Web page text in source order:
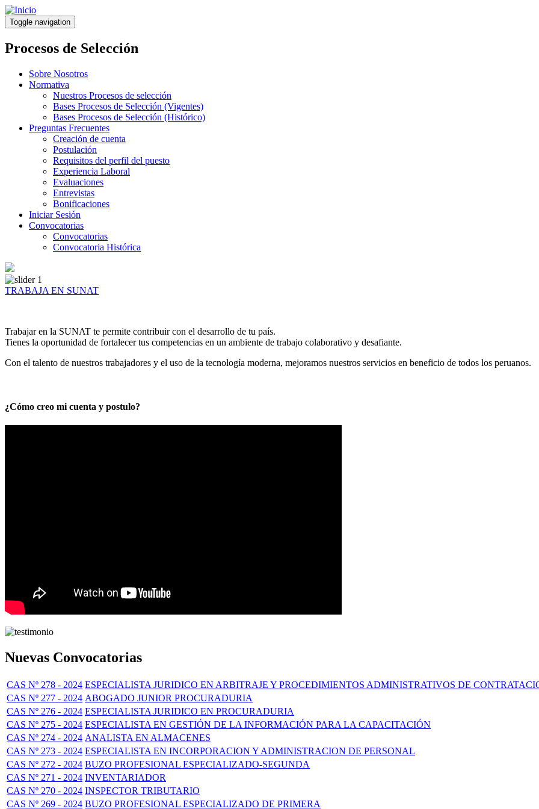
Pasar
al
contenido
principal
Toggle navigation
Procesos de Selección
Sobre Nosotros
Normativa
Nuestros Procesos de selección
Bases Procesos de Selección (Vigentes)
Bases Procesos de Selección (Histórico)
Preguntas Frecuentes
Creación de cuenta
Postulación
Requisitos del perfil del puesto
Experiencia Laboral
Evaluaciones
Entrevistas
Bonificaciones
Iniciar Sesión
Convocatorias
Convocatorias
Convocatoria Histórica
TRABAJA EN SUNAT
Trabajar en la SUNAT te permite contribuir con el desarrollo de tu país.
Tienes la oportunidad de fortalecer tus competencias en un ambiente de trabajo colaborativo y desafiante.
Con el talento de nuestros trabajadores y el uso de la tecnología moderna, mejoramos nuestros servicios en beneficio de todos los peruanos.
¿Cómo creo mi cuenta y postulo?
Nuevas Convocatorias
CAS Nº 278 - 2024 ESPECIALISTA JURIDICO EN ARBITRAJE Y PROCEDIMIENTOS ADMINISTRATIVOS DE
CAS Nº 277 - 2024 ABOGADO JUNIOR PROCURADURIA
CAS Nº 276 - 2024 ESPECIALISTA JURIDICO EN PROCURADURIA
CAS Nº 275 - 2024 ESPECIALISTA EN GESTIÓN DE LA INFORMACIÓN PARA LA CAPACITACIÓN
CAS Nº 274 - 2024 ANALISTA EN ALMACENES
CAS Nº 273 - 2024 ESPECIALISTA EN INCORPORACION Y ADMINISTRACION DE PERSONAL
CAS Nº 272 - 2024 BUZO PROFESIONAL ESPECIALIZADO-SEGUNDA
CAS Nº 271 - 2024 INVENTARIADOR
CAS Nº 270 - 2024 INSPECTOR TRIBUTARIO
CAS Nº 269 - 2024 BUZO PROFESIONAL ESPECIALIZADO DE PRIMERA